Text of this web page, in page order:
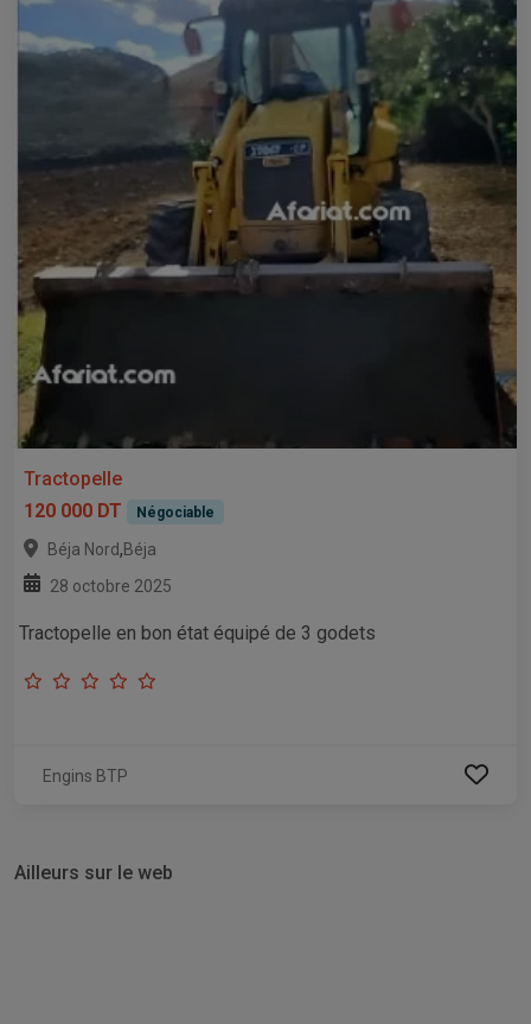
Tractopelle
120 000 DT
Négociable
Béja Nord,Béja
28 octobre 2025
Tractopelle en bon état équipé de 3 godets
Engins BTP
Ailleurs sur le web